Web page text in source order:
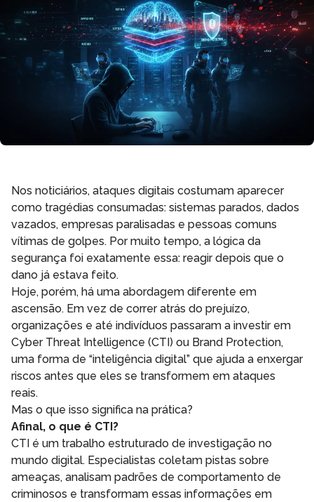
Nos noticiários, ataques digitais costumam aparecer
como tragédias consumadas: sistemas parados, dados
vazados, empresas paralisadas e pessoas comuns
vítimas de golpes. Por muito tempo, a lógica da
segurança foi exatamente essa: reagir depois que o
dano já estava feito.
Hoje, porém, há uma abordagem diferente em
ascensão. Em vez de correr atrás do prejuízo,
organizações e até indivíduos passaram a investir em
Cyber Threat Intelligence (CTI) ou Brand Protection,
uma forma de “inteligência digital” que ajuda a enxergar
riscos antes que eles se transformem em ataques
reais.
Mas o que isso significa na prática?
Afinal, o que é CTI?
CTI é um trabalho estruturado de investigação no
mundo digital. Especialistas coletam pistas sobre
ameaças, analisam padrões de comportamento de
criminosos e transformam essas informações em